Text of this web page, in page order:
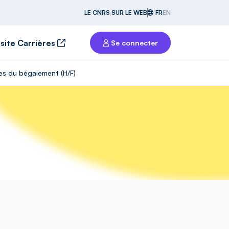
LE CNRS SUR LE WEB FREN
Carrières Se connecter
du bégaiement (H/F)